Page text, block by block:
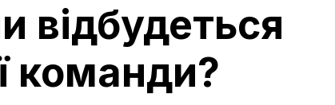
відбудеться
команди?